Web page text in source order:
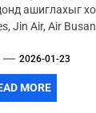
ашиглахыг
Jin Air, Air
2026-01-23
MORE